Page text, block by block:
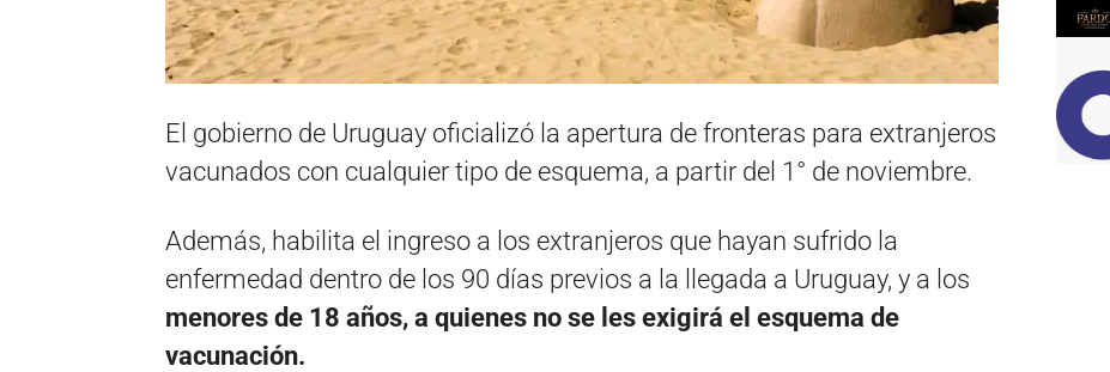
El gobierno de Uruguay oficializó la apertura de fronteras para extranjeros
vacunados con cualquier tipo de esquema, a partir del 1° de noviembre.
Además, habilita el ingreso a los extranjeros que hayan sufrido la
enfermedad dentro de los 90 días previos a la llegada a Uruguay, y a los
menores de 18 años, a quienes no se les exigirá el esquema de
vacunación.